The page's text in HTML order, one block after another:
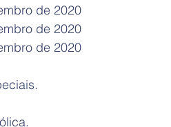
de 2020
de 2020
de 2020